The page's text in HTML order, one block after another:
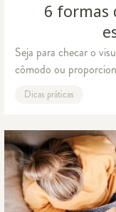
6 formas
Seja para checar o
cômodo ou
decoração, os
as casas. Se você
Dicas práticas